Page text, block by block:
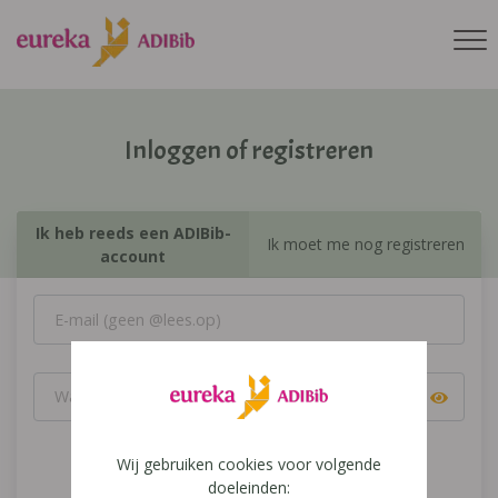
Inloggen of registreren
Ik heb reeds een ADIBib-
account
Ik moet me nog registreren
Inloggen
Wij gebruiken cookies voor volgende
doeleinden: